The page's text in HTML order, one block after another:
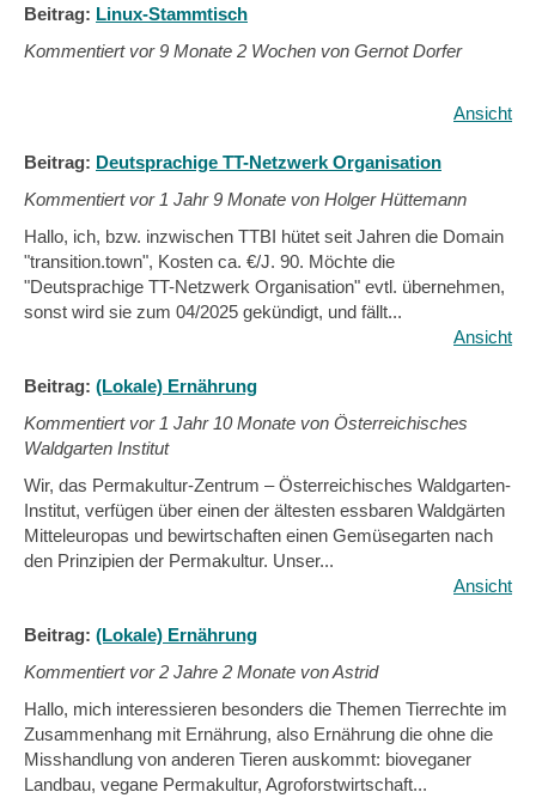
Beitrag: Linux-Stammtisch
Kommentiert vor9 Monate 2 Wochen von Gernot Dorfer
Ansicht
Beitrag: Deutsprachige TT-Netzwerk Organisation
Kommentiert vor 1 Jahr 9 Monate von Holger Hüttemann
Hallo, ich, bzw. inzwischen TTBI hütet seit Jahren die Domain
"transition.town", Kosten ca. €/J. 90. Möchte die
"Deutsprachige TT-Netzwerk Organisation" evtl. übernehmen,
sonst wird sie zum 04/2025 gekündigt, und fällt...
Ansicht
Beitrag: (Lokale) Ernährung
Kommentiert vor 1 Jahr 10 Monate von Österreichisches
Waldgarten Institut
Wir, das Permakultur-Zentrum – Österreichisches Waldgarten-
Institut, verfügen über einen der ältesten essbaren Waldgärten
Mitteleuropas und bewirtschaften einen Gemüsegarten nach
den Prinzipien der Permakultur. Unser...
Ansicht
Beitrag: (Lokale) Ernährung
Kommentiert vor2 Jahre 2 Monate von Astrid
Hallo, mich interessieren besonders die Themen Tierrechte im
Zusammenhang mit Ernährung, also Ernährung die ohne die
Misshandlung von anderen Tieren auskommt: bioveganer
Landbau, vegane Permakultur, Agroforstwirtschaft...